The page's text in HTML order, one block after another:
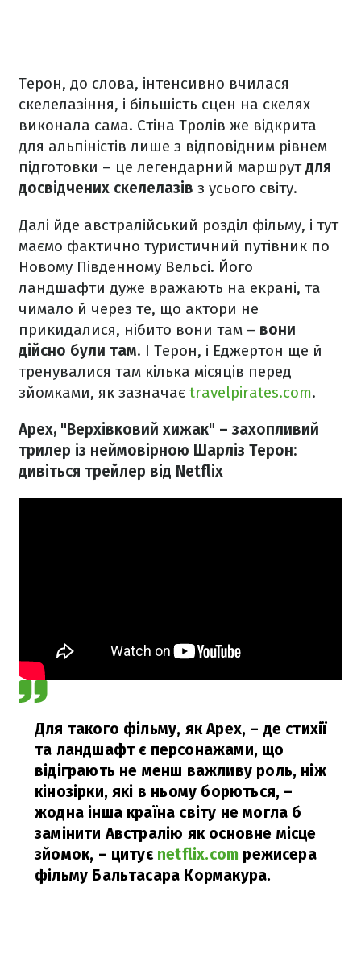
Терон, до слова, інтенсивно вчилася
скелелазіння, і більшість сцен на скелях
виконала сама. Стіна Тролів же відкрита
для альпіністів лише з відповідним рівнем
підготовки – це легендарний маршрутдля
досвідчених скелелазів з усього світу.
Далі йде австралійський розділ фільму, і тут
маємо фактично туристичний путівник по
Новому Південному Вельсі. Його
ландшафти дуже вражають на екрані, та
чимало й через те, що актори не
прикидалися, нібито вони там – вони
дійсно були там. І Терон, і Еджертон ще й
тренувалися там кілька місяців перед
зйомками, як зазначає travelpirates.com.
Apex, "Верхівковий хижак" – захопливий
трилер із неймовірною Шарліз Терон:
дивіться трейлер від Netflix
Для такого фільму, як Apex, – де стихії
та ландшафт є персонажами, що
відіграють не менш важливу роль, ніж
кінозірки, які в ньому борються, –
жодна інша країна світу не могла б
замінити Австралію як основне місце
зйомок, – цитує netflix.com режисера
фільму Бальтасара Кормакура.